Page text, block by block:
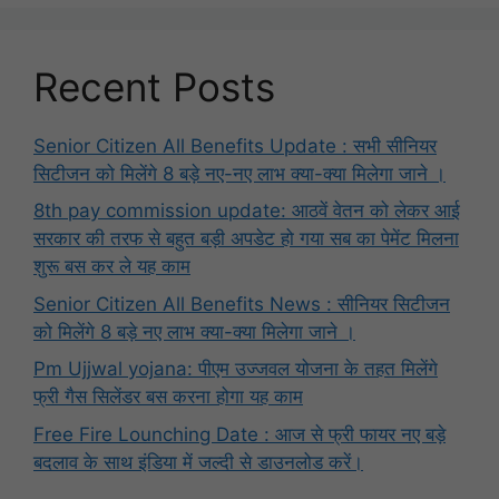
Recent Posts
Senior Citizen All Benefits Update : सभी सीनियर
सिटीजन को मिलेंगे 8 बड़े नए-नए लाभ क्या-क्या मिलेगा जाने ।
8th pay commission update: आठवें वेतन को लेकर आई
सरकार की तरफ से बहुत बड़ी अपडेट हो गया सब का पेमेंट मिलना
शुरू बस कर ले यह काम
Senior Citizen All Benefits News : सीनियर सिटीजन
को मिलेंगे 8 बड़े नए लाभ क्या-क्या मिलेगा जाने ।
Pm Ujjwal yojana: पीएम उज्जवल योजना के तहत मिलेंगे
फ्री गैस सिलेंडर बस करना होगा यह काम
Free Fire Lounching Date : आज से फ्री फायर नए बड़े
बदलाव के साथ इंडिया में जल्दी से डाउनलोड करें।